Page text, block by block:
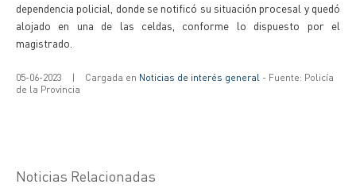
dependencia policial, donde se notificó su situación procesal y quedó
alojado en una de las celdas, conforme lo dispuesto por el
magistrado.
05-06-2023 | Cargada en Noticias de interés general - Fuente: Policía
de la Provincia
Noticias Relacionadas